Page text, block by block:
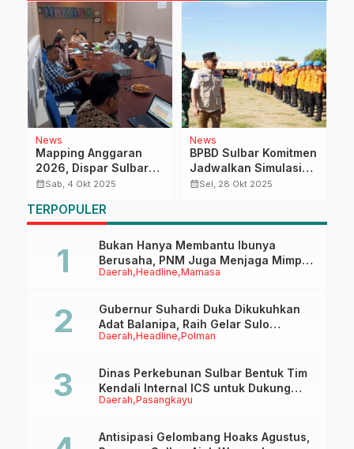
News
Mapping Anggaran
2026, Dispar Sulbar
Pastikan Semua
Gubernur Sulbar
calendar_monthSab, 4 Okt 2025
News
BPBD Sulbar Komitmen
Jadwalkan Simulasi
Kesiapsiagaan
Direncanakan di
Polman
calendar_monthSel, 28 Okt 2025
TERPOPULER
Daerah Headline Mamasa
Bukan Hanya Membantu Ibunya
Berusaha, PNM Juga Menjaga Mimpi
Anaknya Untuk Menggapai Cita-Cita
Daerah Headline Polman
Gubernur Suhardi Duka Dikukuhkan
Adat Balanipa, Raih Gelar Sulo
Tappidena
Daerah Pasangkayu
Dinas Perkebunan Sulbar Bentuk Tim
Kendali Internal ICS untuk Dukung
Sertifikasi ISPO Pekebun di
Antisipasi Gelombang Hoaks Agustus,